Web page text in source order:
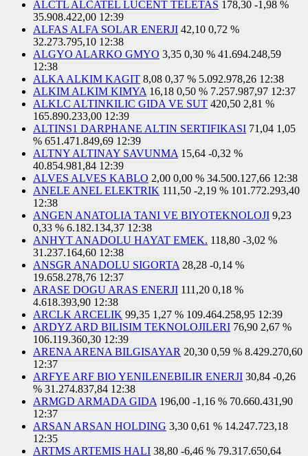
ALCTL ALCATEL LUCENT TELETAS 178,30 -1,98 %
35.908.422,00 12:39
ALFAS ALFA SOLAR ENERJI 42,10 0,72 %
32.273.795,10 12:38
ALGYO ALARKO GMYO 3,35 0,30 % 41.694.248,59
12:38
ALKA ALKIM KAGIT 8,08 0,37 % 5.092.978,26 12:38
ALKIM ALKIM KIMYA 16,18 0,50 % 7.257.987,97 12:37
ALKLC ALTINKILIC GIDA VE SUT 420,50 2,81 %
165.890.233,00 12:39
ALTINS1 DARPHANE ALTIN SERTIFIKASI 71,04 1,05
% 651.471.849,69 12:39
ALTNY ALTINAY SAVUNMA 15,64 -0,32 %
40.854.981,84 12:39
ALVES ALVES KABLO 2,00 0,00 % 34.500.127,66 12:38
ANELE ANEL ELEKTRIK 111,50 -2,19 % 101.772.293,40
12:38
ANGEN ANATOLIA TANI VE BIYOTEKNOLOJI 9,23
0,33 % 6.182.134,37 12:38
ANHYT ANADOLU HAYAT EMEK. 118,80 -3,02 %
31.237.164,60 12:38
ANSGR ANADOLU SIGORTA 28,28 -0,14 %
19.658.278,76 12:37
ARASE DOGU ARAS ENERJI 111,20 0,18 %
4.618.393,90 12:38
ARCLK ARCELIK 99,35 1,27 % 109.464.258,95 12:39
ARDYZ ARD BILISIM TEKNOLOJILERI 76,90 2,67 %
106.119.360,30 12:39
ARENA ARENA BILGISAYAR 20,30 0,59 % 8.429.270,60
12:37
ARFYE ARF BIO YENILENEBILIR ENERJI 30,84 -0,26
% 31.274.837,84 12:38
ARMGD ARMADA GIDA 196,00 -1,16 % 70.660.431,90
12:37
ARSAN ARSAN HOLDING 3,30 0,61 % 14.247.723,18
12:35
ARTMS ARTEMIS HALI 38,80 -6,46 % 79.317.650,64